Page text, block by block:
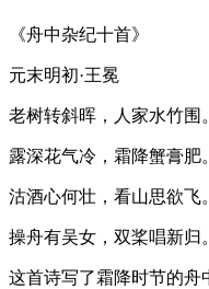
《舟中杂纪十首》
元末明初·王冕
老树转斜晖，人家水竹围。
露深花气冷，霜降蟹膏肥。
沽酒心何壮，看山思欲飞。
操舟有吴女，双桨唱新归。
这首诗写了霜降时节的舟